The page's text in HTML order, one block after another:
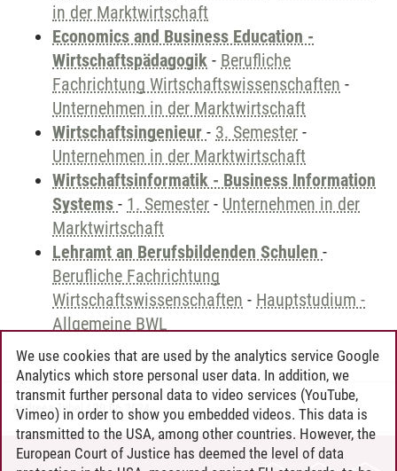
in der Marktwirtschaft
Economics and Business Education -
Wirtschaftspädagogik - Berufliche
Fachrichtung Wirtschaftswissenschaften -
Unternehmen in der Marktwirtschaft
Wirtschaftsingenieur - 3. Semester -
Unternehmen in der Marktwirtschaft
Wirtschaftsinformatik - Business Information
Systems - 1. Semester - Unternehmen in der
Marktwirtschaft
Lehramt an Berufsbildenden Schulen -
Berufliche Fachrichtung
Wirtschaftswissenschaften - Hauptstudium -
Allgemeine BWL
Andreea Tribel 30.06.2024
We use cookies that are used by the analytics service Google
Analytics which store personal user data. In addition, we
transmit further personal data to video services (YouTube,
Vimeo) in order to show you embedded videos. This data is
transmitted to the USA, among other countries. However, the
European Court of Justice has deemed the level of data